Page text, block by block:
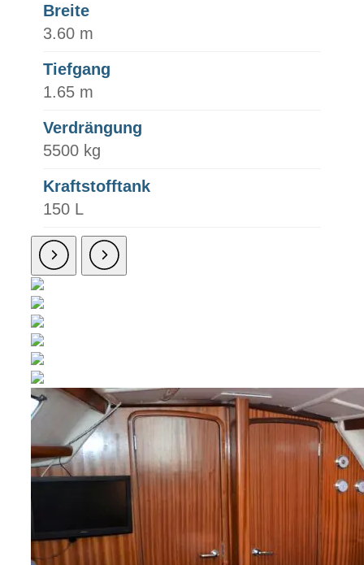
Breite
3.60 m
Tiefgang
1.65 m
Verdrängung
5500 kg
Kraftstofftank
150 L